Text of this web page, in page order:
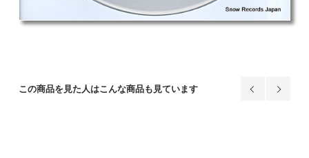
この商品を見た人はこんな商品も見ています